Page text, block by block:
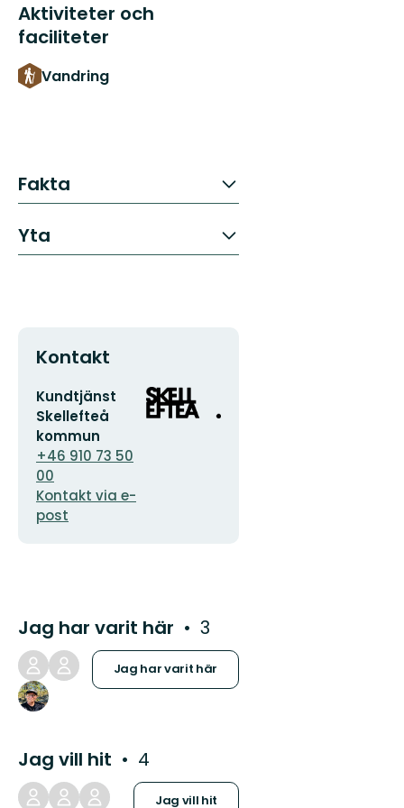
Aktiviteter och
faciliteter
Vandring
Fakta
Yta
Kontakt
E-
postadress
Kundtjänst
Skellefteå
kommun
+46 910 73 50
00
Kontakt via e-
post
Organisationens
logotyp
Jag har varit här 3
Jag har varit här
Jag vill hit 4
Jag vill hit